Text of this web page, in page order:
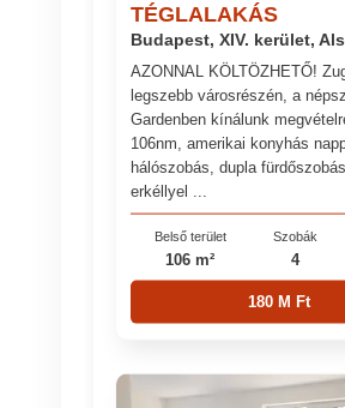
TÉGLALAKÁS
Budapest, XIV. kerület,
AZONNAL KÖLTÖZHETŐ!
legszebb városrészén, a
Gardenben kínálunk
106nm, amerikai konyhás
hálószobás, dupla
erkéllyel ...
Belső terület
106 m²
Szobák
4
180 M Ft